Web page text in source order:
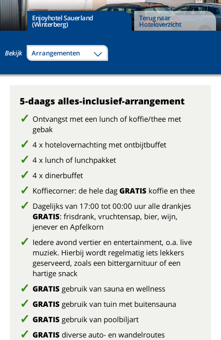
Enjoyhotel Sauerland
(Winterberg)
Terug naar
Hoteloverzicht
Bekijk Arrangementen
5-daags alles-inclusief-arrangement
Ontvangst met een lunch of koffie/thee met
gebak
4 x hotelovernachting met ontbijtbuffet
4 x lunch of lunchpakket
4 x dinerbuffet
Koffiecorner: de hele dag GRATIS koffie en thee
Dagelijks van 17:00 tot 00:00 uur alle drankjes
GRATIS: frisdrank, vruchtensap, bier, wijn,
jenever en Apfelkorn
Iedere avond vertier en entertainment, o.a. live
muziek. Hierbij wordt regelmatig iets lekkers
geserveerd, zoals een bittergarnituur of een
hartige snack
GRATIS gebruik van sauna en wellness
GRATIS gebruik van tuin met buitensauna
GRATIS gebruik van poolbiljart
GRATIS diverse auto- en wandelroutes